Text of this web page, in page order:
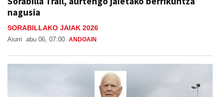
nagusia
SORABILLAKO JAIAK 2026
Aiurri abu 06, 07:00 ANDOAIN